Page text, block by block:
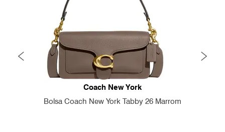
Coach New York
Bolsa Coach New York Tabby 26 Marrom